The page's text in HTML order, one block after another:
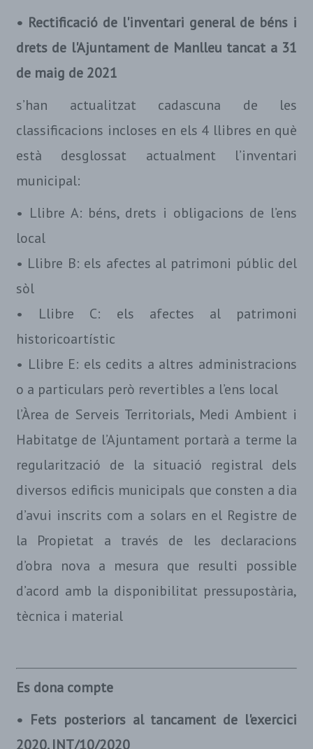
• Rectificació de l'inventari general de béns i
drets de l'Ajuntament de Manlleu tancat a 31
de maig de 2021
s’han actualitzat cadascuna de les
classificacions incloses en els 4 llibres en què
està desglossat actualment l’inventari
municipal:
• Llibre A: béns, drets i obligacions de l’ens
local
• Llibre B: els afectes al patrimoni públic del
sòl
• Llibre C: els afectes al patrimoni
historicoartístic
• Llibre E: els cedits a altres administracions
o a particulars però revertibles a l’ens local
l’Àrea de Serveis Territorials, Medi Ambient i
Habitatge de l’Ajuntament portarà a terme la
regularització de la situació registral dels
diversos edificis municipals que consten a dia
d’avui inscrits com a solars en el Registre de
la Propietat a través de les declaracions
d’obra nova a mesura que resulti possible
d’acord amb la disponibilitat pressupostària,
tècnica i material
Es dona compte
• Fets posteriors al tancament de l'exercici
2020. INT/10/2020